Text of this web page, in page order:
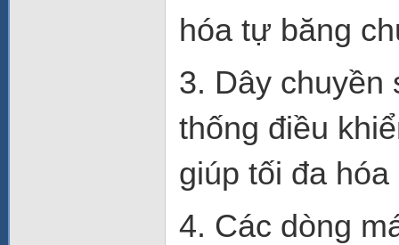
hóa tự băng
3. Dây chuyền
thống điều
giúp tối đa
4. Các dòng